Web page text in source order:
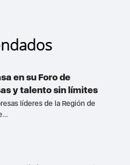
en su Foro de
y talento sin límites
líderes de la Región de